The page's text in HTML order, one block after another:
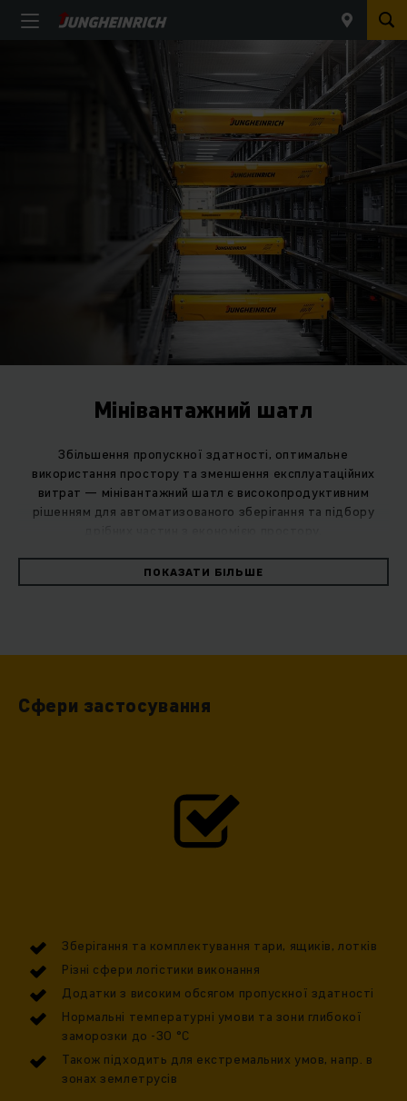
Мінівантажний шатл
Збільшення пропускної здатності, оптимальне
використання простору та зменшення експлуатаційних
витрат — мінівантажний шатл є високопродуктивним
рішенням для автоматизованого зберігання та підбору
Система шатлів розкриває свій справжній потенціал там,
продуктивності може бути оптимізований відповідно до
ПОКАЗАТИ БІЛЬШЕ
Сфери застосування
Зберігання та комплектування тари, ящиків, лотків
Різні сфери логістики виконання
Додатки з високим обсягом пропускної здатності
Нормальні температурні умови та зони глибокої
заморозки до -30 °C
Також підходить для екстремальних умов, напр. в
зонах землетрусів